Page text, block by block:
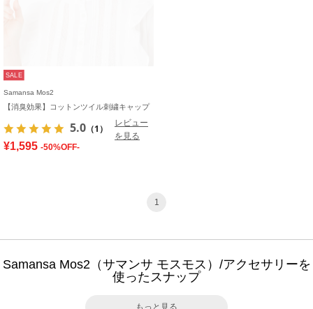
SALE
Samansa Mos2
【消臭効果】コットンツイル刺繍キャップ
5.0 （1）
レビュー
を見る
¥1,595 -50%OFF-
1
Samansa Mos2（サマンサ モスモス）/アクセサリーを
使ったスナップ
もっと見る